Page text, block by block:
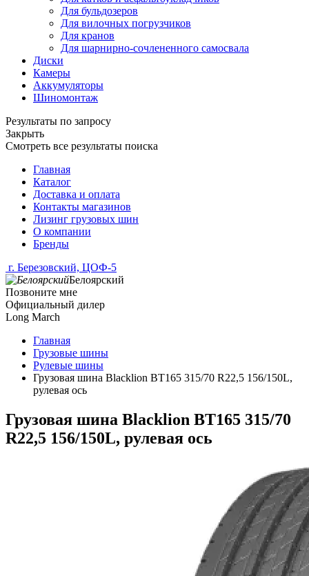
Для бульдозеров
Для вилочных погрузчиков
Для кранов
Для шарнирно-сочлененного самосвала
Диски
Камеры
Аккумуляторы
Шиномонтаж
Результаты по запросу
Закрыть
Смотреть все результаты поиска
Главная
Каталог
Доставка и оплата
Контакты магазинов
Лизинг грузовых шин
О компании
Бренды
г. Березовский, ЦОФ-5
Белоярский
Позвоните мне
Официальный дилер
Long March
Главная
Грузовые шины
Рулевые шины
Грузовая шина Blacklion BT165 315/70 R22,5 156/150L,
рулевая ось
Грузовая шина Blacklion BT165 315/70
R22,5 156/150L, рулевая ось